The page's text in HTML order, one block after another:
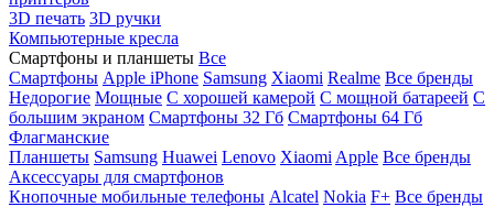
3D печать 3D ручки
Компьютерные кресла
Смартфоны и планшеты Все
Смартфоны Apple iPhone Samsung Xiaomi Realme Все бренды
Недорогие Мощные С хорошей камерой С мощной батареей С
большим экраном Смартфоны 32 Гб Смартфоны 64 Гб
Флагманские
Планшеты Samsung Huawei Lenovo Xiaomi Apple Все бренды
Аксессуары для смартфонов
Кнопочные мобильные телефоны Alcatel Nokia F+ Все бренды